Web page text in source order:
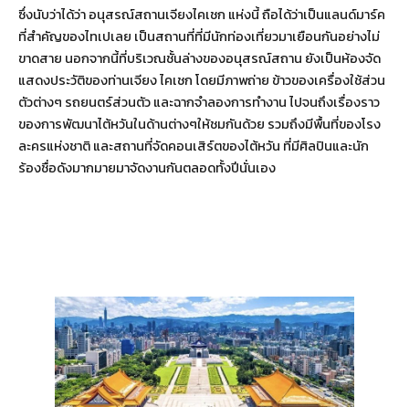
ซึ่งนับว่าได้ว่า อนุสรณ์สถานเจียงไคเชก แห่งนี้ ถือได้ว่าเป็นแลนด์มาร์ค
ที่สำคัญของไทเปเลย เป็นสถานที่ที่มีนักท่องเที่ยวมาเยือนกันอย่างไม่
ขาดสาย นอกจากนี้ที่บริเวณชั้นล่างของอนุสรณ์สถาน ยังเป็นห้องจัด
แสดงประวัติของท่านเจียง ไคเชก โดยมีภาพถ่าย ข้าวของเครื่องใช้ส่วน
ตัวต่างๆ รถยนตร์ส่วนตัว และฉากจำลองการทำงาน ไปจนถึงเรื่องราว
ของการพัฒนาไต้หวันในด้านต่างๆให้ชมกันด้วย รวมถึงมีพื้นที่ของโรง
ละครแห่งชาติ และสถานที่จัดคอนเสิร์ตของไต้หวัน ที่มีศิลปินและนัก
ร้องชื่อดังมากมายมาจัดงานกันตลอดทั้งปีนั่นเอง